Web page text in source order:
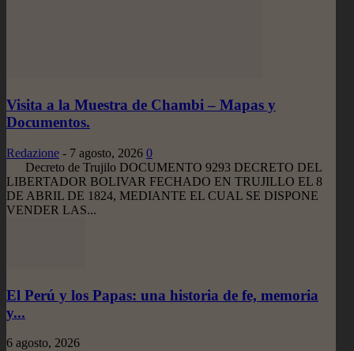
Visita a la Muestra de Chambi – Mapas y
Documentos.
Redazione - 7 agosto, 2026 0
Decreto de Trujilo DOCUMENTO 9293 DECRETO DEL
LIBERTADOR BOLIVAR FECHADO EN TRUJILLO EL 8
DE ABRIL DE 1824, MEDIANTE EL CUAL SE DISPONE
VENDER LAS...
El Perú y los Papas: una historia de fe, memoria
y...
6 agosto, 2026